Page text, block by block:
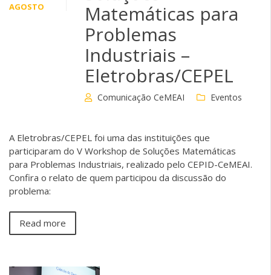
AGOSTO
Matemáticas para
Problemas
Industriais –
Eletrobras/CEPEL
Comunicação CeMEAI Eventos
A Eletrobras/CEPEL foi uma das instituições que
participaram do V Workshop de Soluções Matemáticas
para Problemas Industriais, realizado pelo CEPID-CeMEAI.
Confira o relato de quem participou da discussão do
problema:
Read more